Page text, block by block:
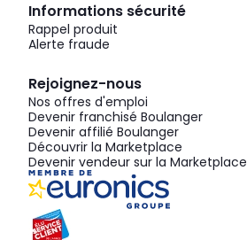
Informations sécurité
Rappel produit
Alerte fraude
Rejoignez-nous
Nos offres d'emploi
Devenir franchisé Boulanger
Devenir affilié Boulanger
Découvrir la Marketplace
Devenir vendeur sur la Marketplace